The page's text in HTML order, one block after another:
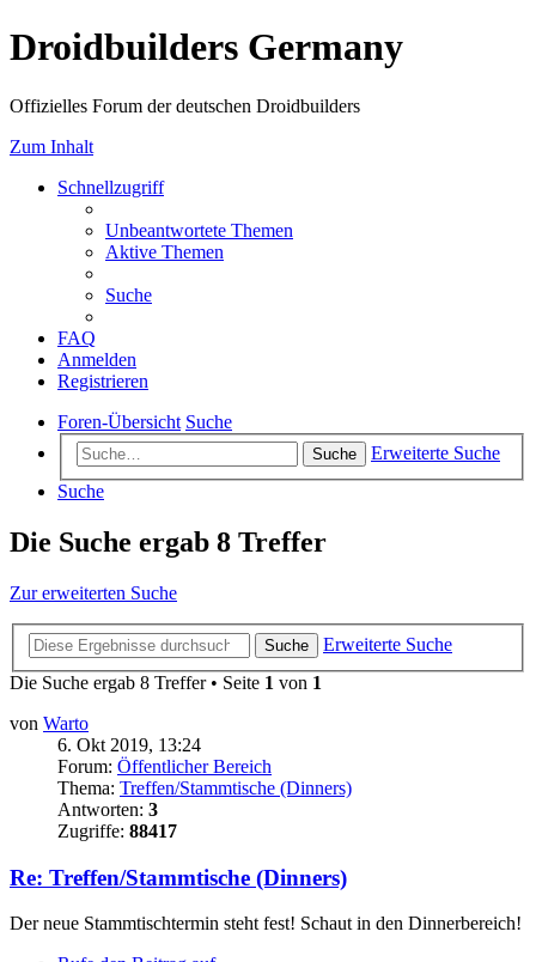
Droidbuilders Germany
Offizielles Forum der deutschen Droidbuilders
Zum Inhalt
Schnellzugriff
Unbeantwortete Themen
Aktive Themen
Suche
FAQ
Anmelden
Registrieren
Foren-Übersicht Suche
Suche
Erweiterte Suche
Suche
Die Suche ergab 8 Treffer
Zur erweiterten Suche
Suche
Erweiterte Suche
Die Suche ergab 8 Treffer • Seite 1 von 1
von Warto
6. Okt 2019, 13:24
Forum: Öffentlicher Bereich
Thema: Treffen/Stammtische (Dinners)
Antworten: 3
Zugriffe: 88417
Re: Treffen/Stammtische (Dinners)
Der neue Stammtischtermin steht fest! Schaut in den Dinnerbereich!